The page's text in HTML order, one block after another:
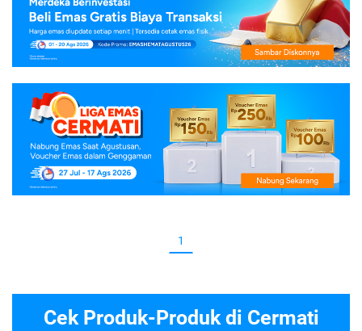
1
Cek Produk-Produk di Cermati